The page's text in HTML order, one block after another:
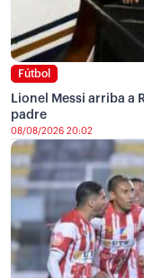
Fútbol
Lionel Messi arriba a
padre
08/08/2026 20:02